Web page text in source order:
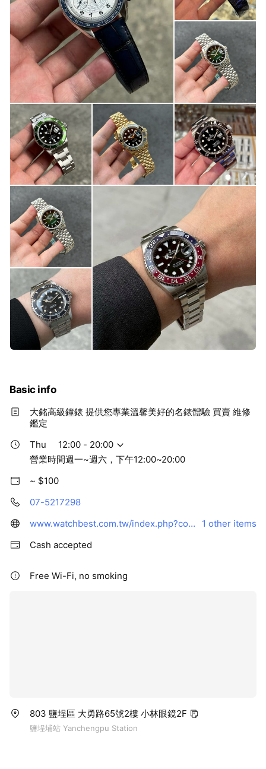
Basic info
大銘高級鐘錶 提供您專業溫馨美好的名錶體驗 買賣 維修
鑑定
Thu
12:00 - 20:00
營業時間週一~週六，下午12:00~20:00
~ $100
07-5217298
www.watchbest.com.tw/index.php?code=tw&route=common/index
1 other items
Cash accepted
Free Wi-Fi, no smoking
803 鹽埕區 大勇路65號2樓 小林眼鏡2F
鹽埕埔站 Yanchengpu Station